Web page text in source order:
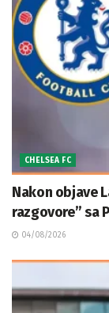
CHELSEA FC
Nakon objave
razgovore” sa
04/08/2026